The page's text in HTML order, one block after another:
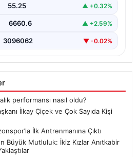
55.25 ▲ +0.32%
6660.6 ▲ +2.59%
3096062 ▼ -0.02%
performansı nasıl oldu?
İlkay Çiçek ve Çok Sayıda Kişi
İlk Antrenmanına Çıktı
Büyük Mutluluk: İkiz Kızlar Anıtkabir